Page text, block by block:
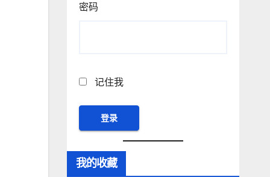
密码
记住我
我的收藏